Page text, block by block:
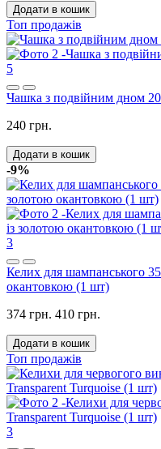
Додати в кошик
Топ продажів
5
Чашка з подвійним дном
240 грн.
Додати в кошик
-9%
3
Келих для шампанського
окантовкою (1 шт)
374 грн. 410 грн.
Додати в кошик
Топ продажів
3